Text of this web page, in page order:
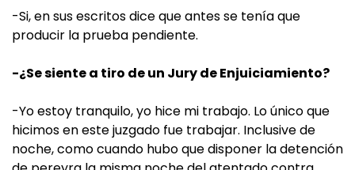
-Si, en sus escritos dice que antes se tenía que
producir la prueba pendiente.
-¿Se siente a tiro de un Jury de Enjuiciamiento?
-Yo estoy tranquilo, yo hice mi trabajo. Lo único que
hicimos en este juzgado fue trabajar. Inclusive de
noche, como cuando hubo que disponer la detención